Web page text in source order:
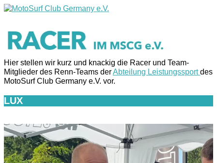
Zum
Hier stellen wir kurz und knackig die Racer und Team-
Mitglieder des Renn-Teams derAbteilung Leistungssportdes
MotoSurf Club Germany e.V. vor.
LUX